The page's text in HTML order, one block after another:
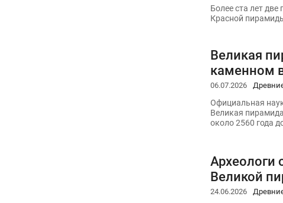
Более ста лет две
Красной
Великая
каменном
06.07.2026
Официальная
Великая
около 2560 года
Археологи
Великой
24.06.2026